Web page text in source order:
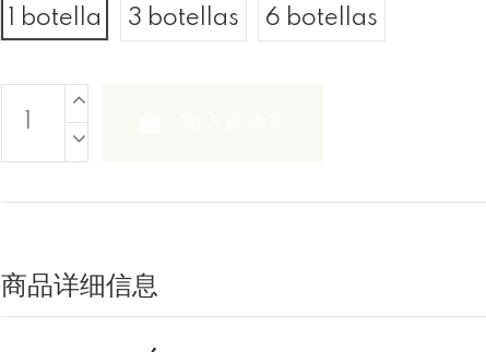
1 botella 3 botellas 6 botellas
商品详细信息